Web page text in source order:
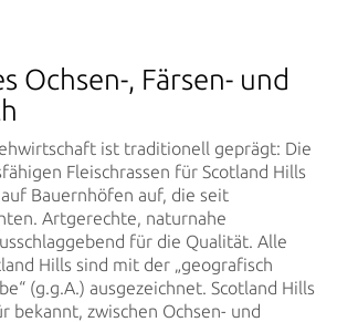
Ochsen-, Färsen- und
ist traditionell geprägt: Die
Fleischrassen für Scotland Hills
Bauernhöfen auf, die seit
Artgerechte, naturnahe
für die Qualität. Alle
Hills sind mit der „geografisch
(g.g.A.) ausgezeichnet. Scotland Hills
bekannt, zwischen Ochsen- und